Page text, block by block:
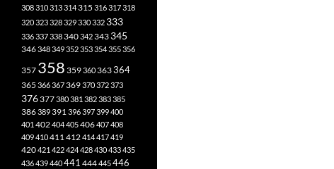
308310313314315 316317318
320323328329330332 333
336337338340342343 345
346348349352353354355356
357 358 359360363364
365 366367369370372373
376377380381 382383385
386389391396397399400
401 402404405406407408
409410411 412414417419
420421 422424428430433435
436439440441 444445446